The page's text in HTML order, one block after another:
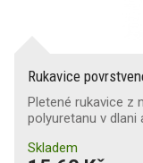
Rukavice
Pletené rukavice z
polyuretanu v dlani
Skladem